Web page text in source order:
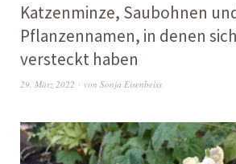
Katzenminze, Saubohnen
Pflanzennamen, in denen
versteckt haben
29. März 2022 von Sonja Eisenbeiss